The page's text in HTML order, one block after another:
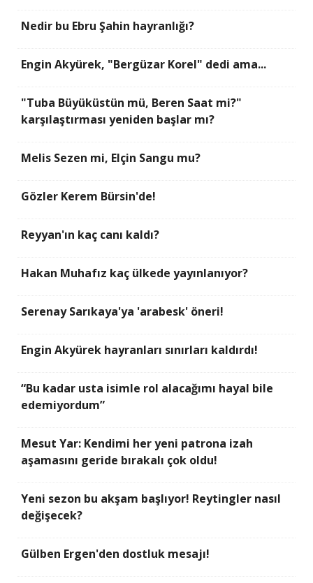
Nedir bu Ebru Şahin hayranlığı?
Engin Akyürek, "Bergüzar Korel" dedi ama...
"Tuba Büyüküstün mü, Beren Saat mi?"
karşılaştırması yeniden başlar mı?
Melis Sezen mi, Elçin Sangu mu?
Gözler Kerem Bürsin'de!
Reyyan'ın kaç canı kaldı?
Hakan Muhafız kaç ülkede yayınlanıyor?
Serenay Sarıkaya'ya 'arabesk' öneri!
Engin Akyürek hayranları sınırları kaldırdı!
“Bu kadar usta isimle rol alacağımı hayal bile
edemiyordum”
Mesut Yar: Kendimi her yeni patrona izah
aşamasını geride bırakalı çok oldu!
Yeni sezon bu akşam başlıyor! Reytingler nasıl
değişecek?
Gülben Ergen'den dostluk mesajı!